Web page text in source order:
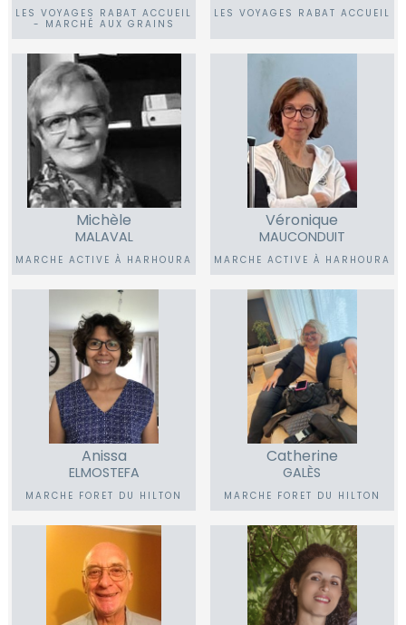
LES VOYAGES RABAT ACCUEIL
- MARCHÉ AUX GRAINS
LES VOYAGES RABAT ACCUEIL
Michèle
MALAVAL
MARCHE ACTIVE À HARHOURA
Véronique
MAUCONDUIT
MARCHE ACTIVE À HARHOURA
Anissa
ELMOSTEFA
MARCHE FORET DU HILTON
Catherine
GALÈS
MARCHE FORET DU HILTON